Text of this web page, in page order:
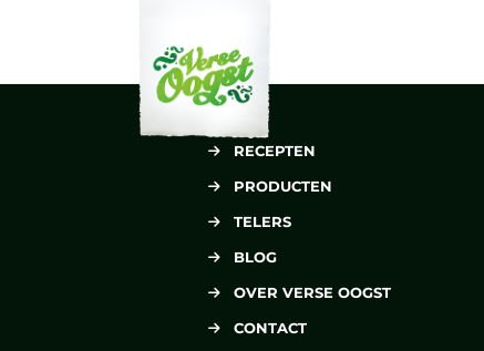
RECEPTEN
PRODUCTEN
TELERS
BLOG
OVER VERSE OOGST
CONTACT